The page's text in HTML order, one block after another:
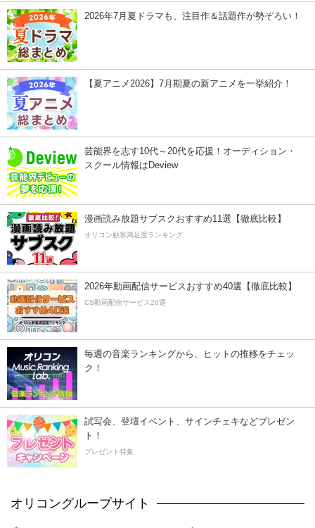
2026年7月夏ドラマも、注目作＆話題作が勢ぞろい！
【夏アニメ2026】7月期夏の新アニメを一挙紹介！
芸能界を志す10代～20代を応援！オーディション・
スクール情報はDeview
漫画読み放題サブスクおすすめ11選【徹底比較】
オリコン顧客満足度ランキング
2026年動画配信サービスおすすめ40選【徹底比較】
CS動画配信サービス20選
毎週の音楽ランキングから、ヒットの推移をチェッ
ク！
試写会、登壇イベント、サインチェキなどプレゼン
ト！
プレゼント特集
オリコングループサイト